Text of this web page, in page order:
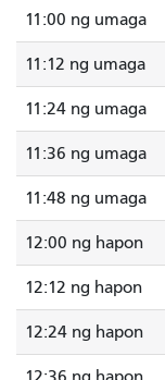
11:00 ng umaga
11:12 ng umaga
11:24 ng umaga
11:36 ng umaga
11:48 ng umaga
12:00 ng hapon
12:12 ng hapon
12:24 ng hapon